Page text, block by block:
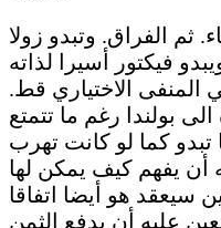
ثم الفراق. وتبدو زولا
فيكتور أسيرا لذاته
المنفى الاختياري قط.
الى بولندا رغم ما تتمتع
كما لو كانت تهرب
أن يفهم كيف يمكن لها
سيعقد هو أيضا اتفاقا